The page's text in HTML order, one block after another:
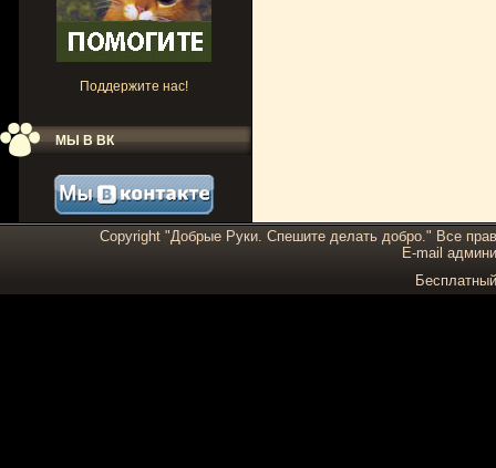
Поддержите нас!
МЫ В ВК
Copyright "Добрые Руки. Спешите делать добро." Все
E-mail